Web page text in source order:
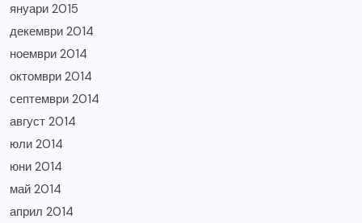
януари 2015
декември 2014
ноември 2014
октомври 2014
септември 2014
август 2014
юли 2014
юни 2014
май 2014
април 2014